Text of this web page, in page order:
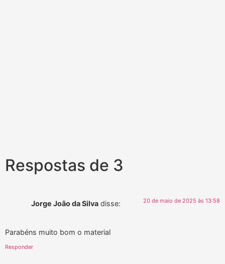
Respostas de 3
Jorge João da Silva disse: 20 de maio de 2025 às 13:58
Parabéns muito bom o material
Responder